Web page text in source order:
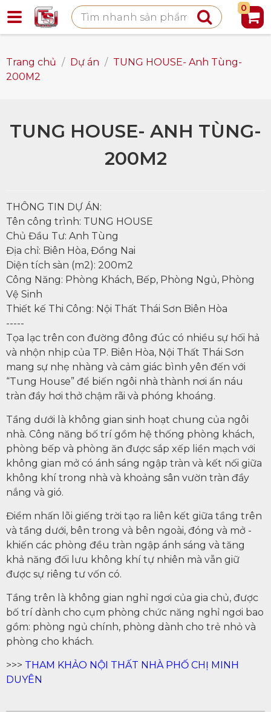
0
Trang chủ / Dự án / TUNG HOUSE- Anh Tùng-
200M2
TUNG HOUSE- ANH TÙNG-
200M2
THÔNG TIN DỰ ÁN:
Tên công trình: TUNG HOUSE
Chủ Đầu Tư: Anh Tùng
Địa chỉ: Biên Hòa, Đồng Nai
Diện tích sàn (m2): 200m2
Công Năng: Phòng Khách, Bếp, Phòng Ngủ, Phòng
Vệ Sinh
Thiết kế Thi Công: Nội Thất Thái Sơn Biên Hòa
-----
Tọa lạc trên con đường đông đúc có nhiều sự hối hả
và nhộn nhịp của TP. Biên Hòa, Nội Thất Thái Sơn
mang sự nhẹ nhàng và cảm giác bình yên đến với
“Tung House” để biến ngôi nhà thành nơi ẩn náu
tràn đầy hơi thở chậm rãi và phóng khoáng.
Tầng dưới là không gian sinh hoạt chung của ngôi
nhà. Công năng bố trí gồm hệ thống phòng khách,
phòng bếp và phòng ăn được sắp xếp liền mạch với
không gian mở có ánh sáng ngập tràn và kết nối giữa
không khí trong nhà và khoảng sân vườn tràn đầy
nắng và gió.
Điểm nhấn lõi giếng trời tạo ra liên kết giữa tầng trên
và tầng dưới, bên trong và bên ngoài, đóng và mở -
khiến các phòng đều tràn ngập ánh sáng và tăng
khả năng đối lưu không khí tự nhiên mà vẫn giữ
được sự riêng tư vốn có.
Tầng trên là không gian nghỉ ngơi của gia chủ, được
bố trí dành cho cụm phòng chức năng nghỉ ngơi bao
gồm: phòng ngủ chính, phòng dành cho trẻ nhỏ và
phòng cho khách.
>>> THAM KHẢO NỘI THẤT NHÀ PHỐ CHỊ MINH
DUYÊN